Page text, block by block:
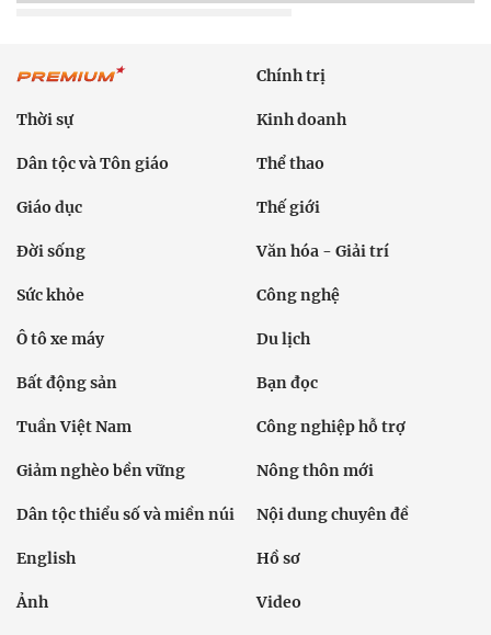
Chính trị
Thời sự Kinh doanh
Dân tộc và Tôn giáo Thể thao
Giáo dục Thế giới
Đời sống Văn hóa - Giải trí
Sức khỏe Công nghệ
Ô tô xe máy Du lịch
Bất động sản Bạn đọc
Tuần Việt Nam Công nghiệp hỗ trợ
Giảm nghèo bền vững Nông thôn mới
Dân tộc thiểu số và miền núi Nội dung chuyên đề
English Hồ sơ
Ảnh Video